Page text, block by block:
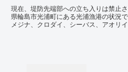
現在、堤防先端部への立ち入りは禁止
県輪島市光浦町にある光浦漁港の状況
メジナ、クロダイ、シーバス、アオリ